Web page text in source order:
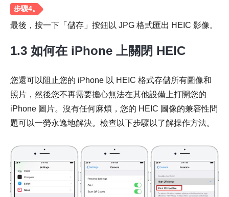
第2步。
最後，按一下「儲存」按鈕以 JPG 格式匯出 HEIC 影像。
1.3 如何在 iPhone 上關閉 HEIC
您還可以阻止您的 iPhone 以 HEIC 格式存儲所有圖像和
照片，然後您不再需要擔心無法在其他設備上打開您的
iPhone 圖片。沒有任何麻煩，您的 HEIC 圖像的兼容性問
題可以一勞永逸地解決。檢查以下步驟以了解操作方法。